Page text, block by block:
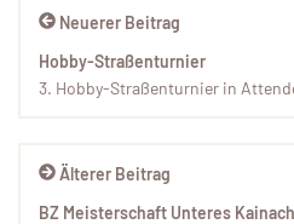
Älterer Beitrag
BZ Meisterschaft Unteres
Neuerer Beitrag
Hobby-Straßenturnier
3. Hobby-Straßenturnier in